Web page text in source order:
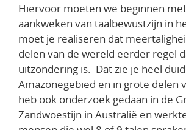
Hiervoor moeten we beginnen
aankweken van taalbewustzijn in
moet je realiseren dat
delen van de wereld eerder regel
uitzondering is. Dat zie je heel
Amazonegebied en in grote delen
heb ook onderzoek gedaan in de
Zandwoestijn in Australië en